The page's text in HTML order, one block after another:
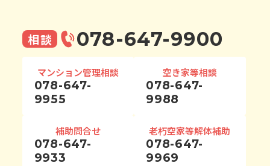
相談 078-647-9900
マンション管理相談
078-647-
9955
空き家等相談
078-647-
9988
補助問合せ
078-647-
9933
老朽空家等解体補助
078-647-
9969